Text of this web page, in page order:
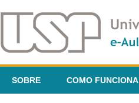
SOBRE COMO FUNCIONA